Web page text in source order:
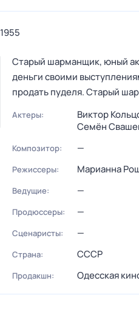
1955
Старый шарманщик, юный
деньги своими
продать пуделя. Старый
Актеры: Виктор
Семён
Композитор: —
Режиссеры: Марианна
Ведущие: —
Продюссеры: —
Сценаристы: —
Страна: СССР
Продакшн: Одесская